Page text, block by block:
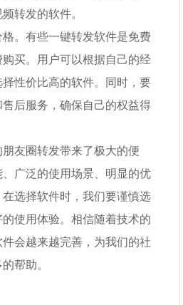
转发的软件。
。有些一键转发软件是免费
买。用户可以根据自己的经
性价比高的软件。同时，要
后服务，确保自己的权益得
友圈转发带来了极大的便
广泛的使用场景、明显的优
选择软件时，我们要谨慎选
使用体验。相信随着技术的
会越来越完善，为我们的社
帮助。